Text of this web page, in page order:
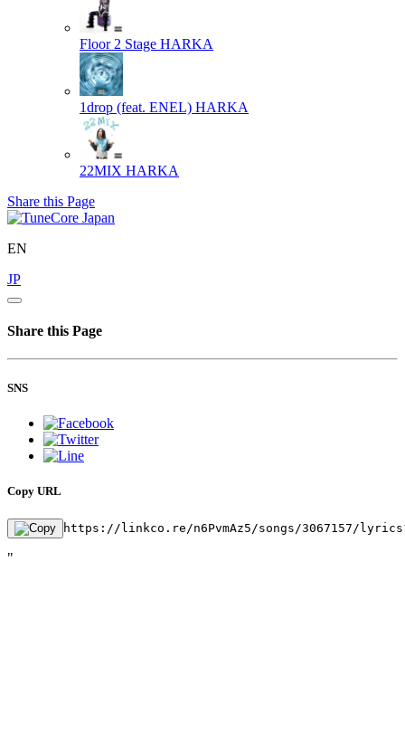
Floor 2 Stage HARKA
1drop (feat. ENEL) HARKA
22MIX HARKA
Share this Page
EN
JP
Share this Page
SNS
Copy URL
https://linkco.re/n6PvmAz5/songs/3067157/
"